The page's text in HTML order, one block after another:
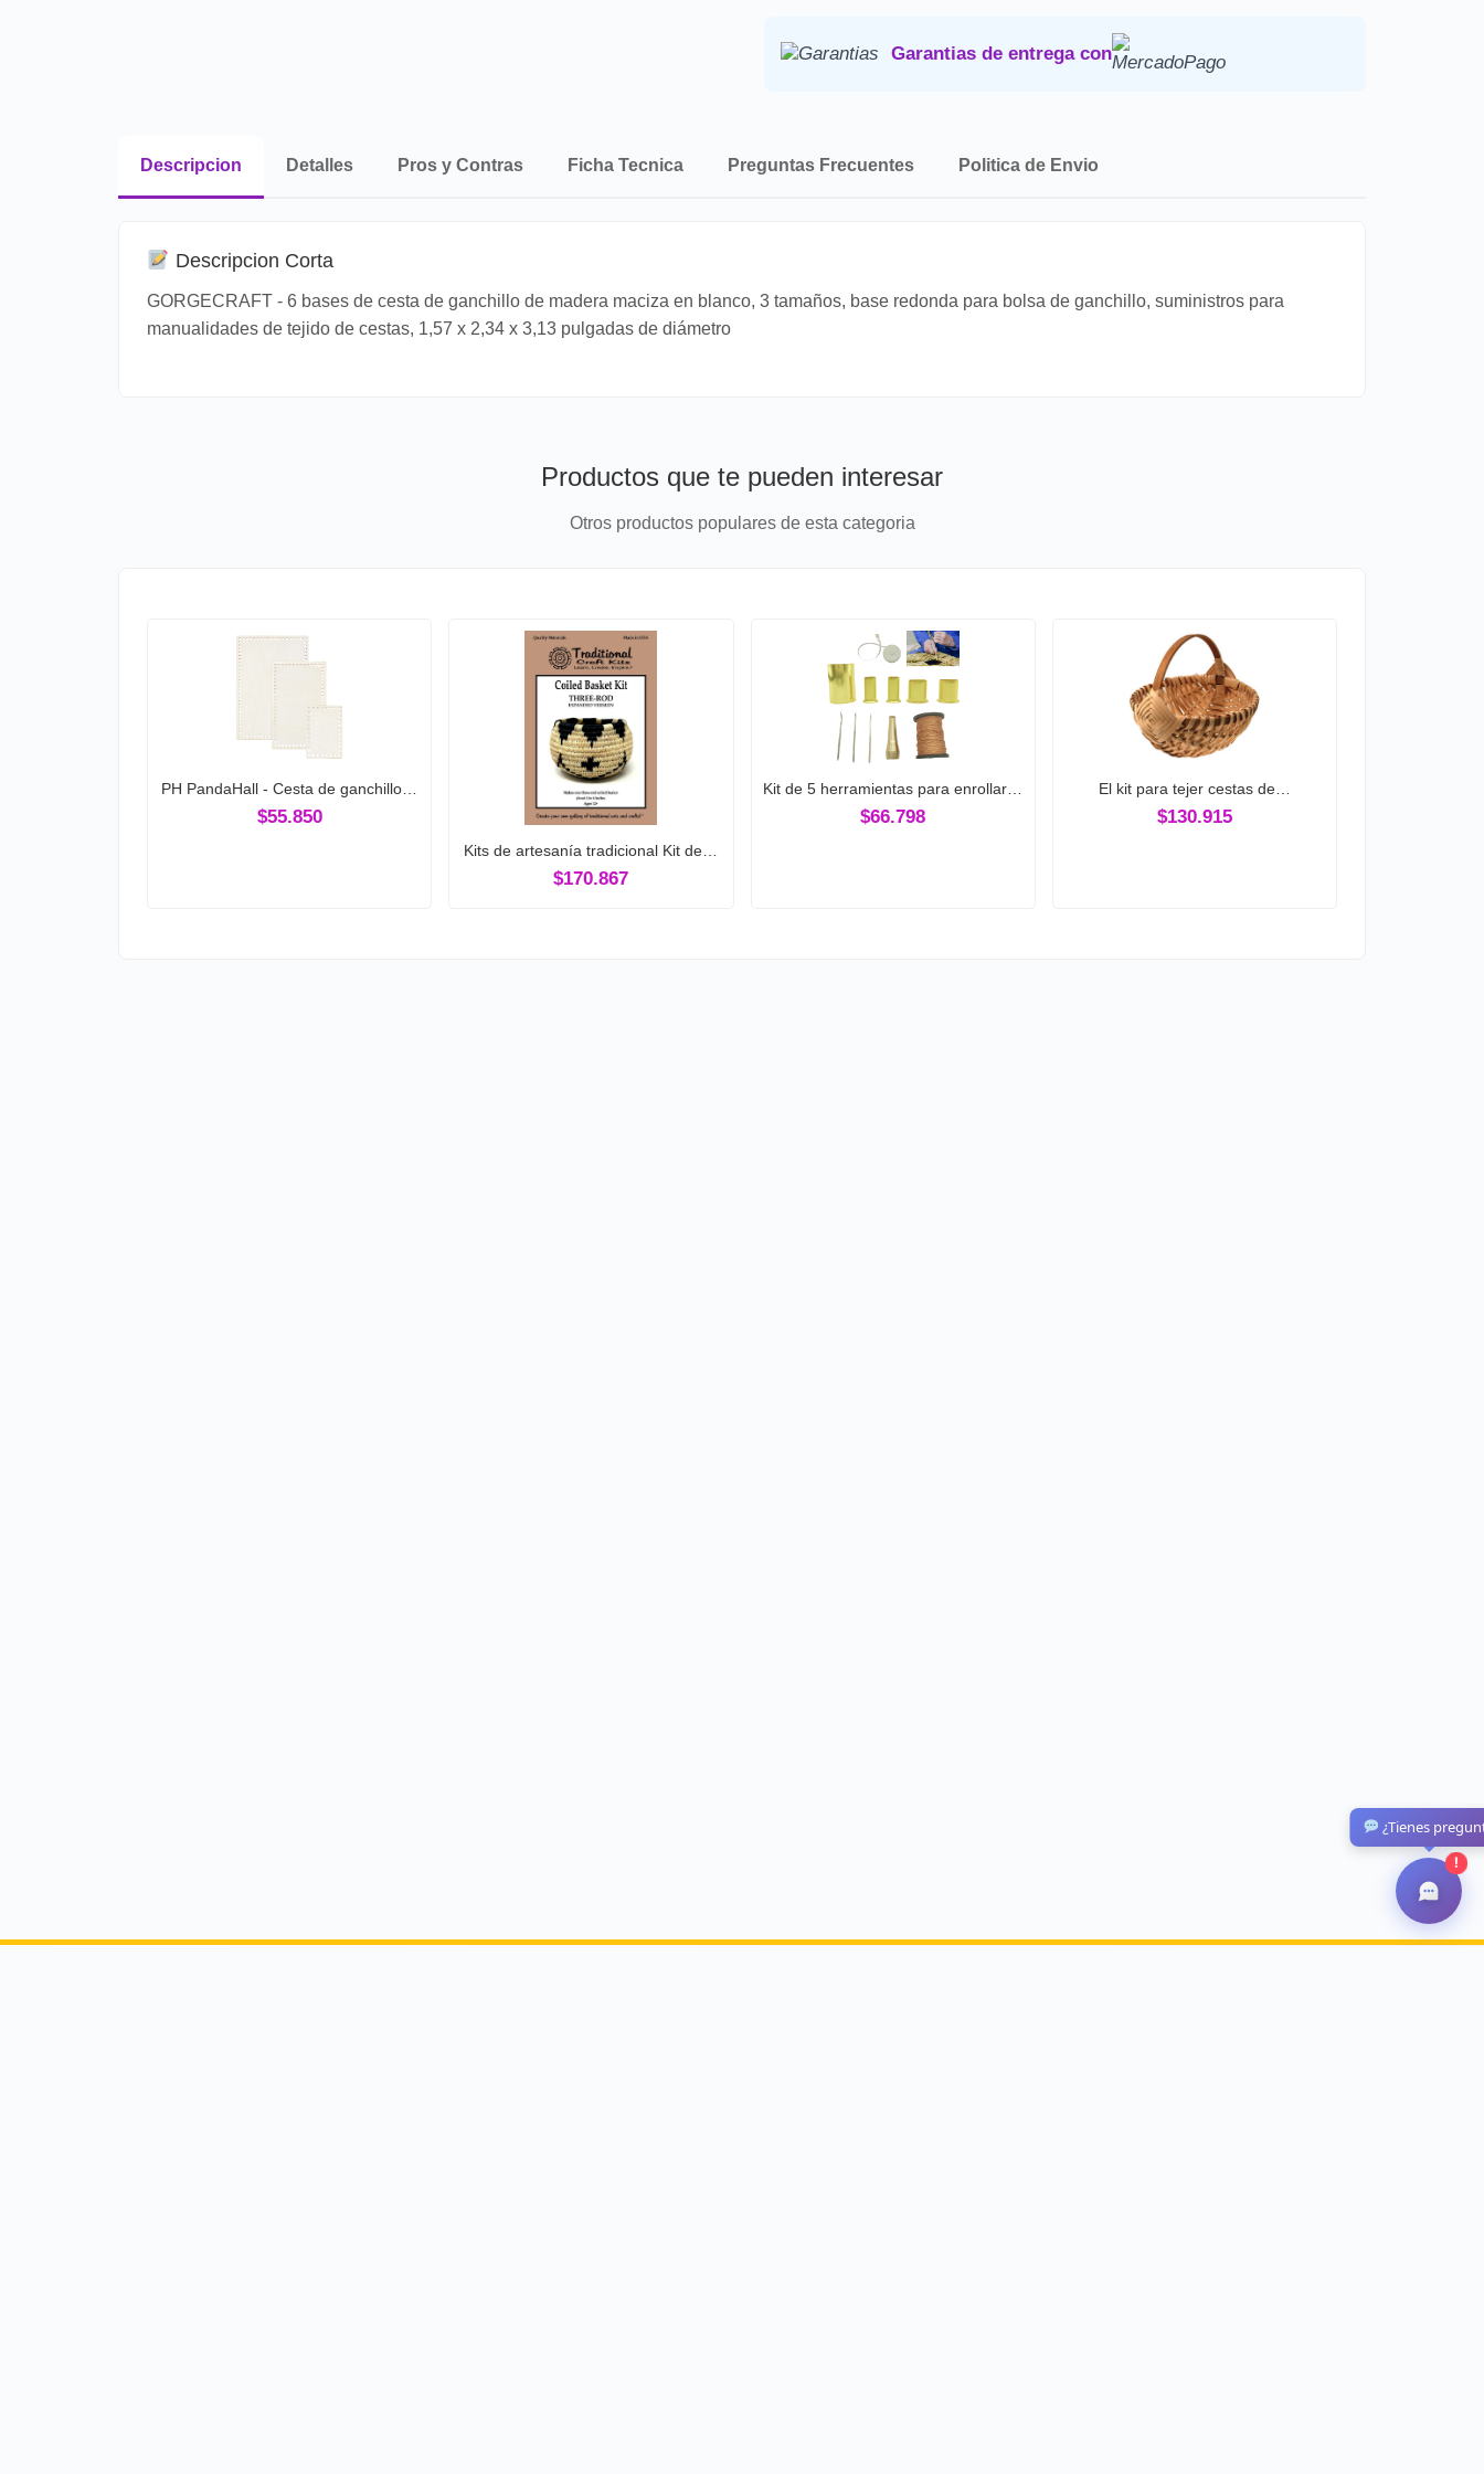
Consulta nuestra
Garantias de entrega con
Descripcion Detalles Pros y Contras Ficha Tecnica Preguntas Frecuentes Politica de Envio
Descripcion Corta
GORGECRAFT - 6 bases de cesta de ganchillo de madera maciza en blanco, 3 tamaños, base redonda para bolsa de ganchillo, suministros para
manualidades de tejido de cestas, 1,57 x 2,34 x 3,13 pulgadas de diámetro
Productos que te pueden interesar
Otros productos populares de esta categoria
PH PandaHall - Cesta de ganchillo…
$55.850
Kits de artesanía tradicional Kit de…
$170.867
Kit de 5 herramientas para enrollar…
$66.798
El kit para tejer cestas de…
$130.915
!
¿Tienes